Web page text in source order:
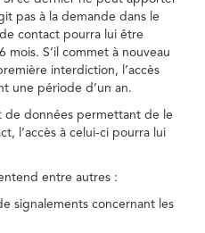
pas à la demande dans le
contact pourra lui être
S’il commet à nouveau
interdiction, l’accès
une période d’un an.
de données permettant de le
l’accès à celui-ci pourra lui
entre autres :
signalements concernant les